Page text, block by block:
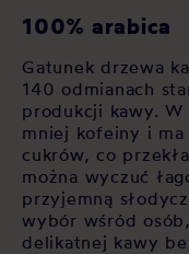
100% arabica
Gatunek drzewa
140 odmianach
produkcji kawy.
mniej kofeiny i
cukrów, co
można wyczuć
przyjemną
wybór wśród
delikatnej kawy